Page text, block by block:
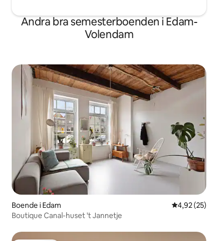
Andra bra semesterboenden i Edam-
Volendam
Boende i Edam 4,92 av 5 i
4,92 (25)
Boutique Canal-huset 't Jannetje